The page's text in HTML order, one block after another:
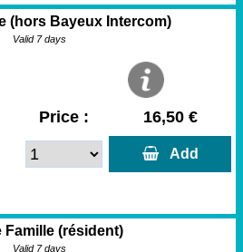
(hors Bayeux Intercom)
Valid 7 days
Price : 16,50 €
Add
Famille (résident)
Valid 7 days